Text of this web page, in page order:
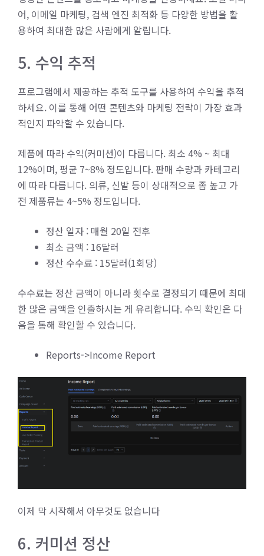
어, 이메일 마케팅, 검색 엔진 최적화 등 다양한 방법을 활
용하여 최대한 많은 사람에게 알립니다.
5. 수익 추적
프로그램에서 제공하는 추적 도구를 사용하여 수익을 추적
하세요. 이를 통해 어떤 콘텐츠와 마케팅 전략이 가장 효과
적인지 파악할 수 있습니다.
제품에 따라 수익(커미션)이 다릅니다. 최소 4% ~ 최대
12%이며, 평균 7~8% 정도입니다. 판매 수량과 카테고리
에 따라 다릅니다. 의류, 신발 등이 상대적으로 좀 높고 가
전 제품류는 4~5% 정도입니다.
정산 일자 : 매월 20일 전후
최소 금액 : 16달러
정산 수수료 : 15달러(1회당)
수수료는 정산 금액이 아니라 횟수로 결정되기 때문에 최대
한 많은 금액을 인출하시는 게 유리합니다. 수익 확인은 다
음을 통해 확인할 수 있습니다.
Reports->Income Report
이제 막 시작해서 아무것도 없습니다
6. 커미션 정산